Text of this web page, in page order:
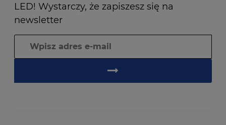
LED! Wystarczy, że zapiszesz się na
newsletter